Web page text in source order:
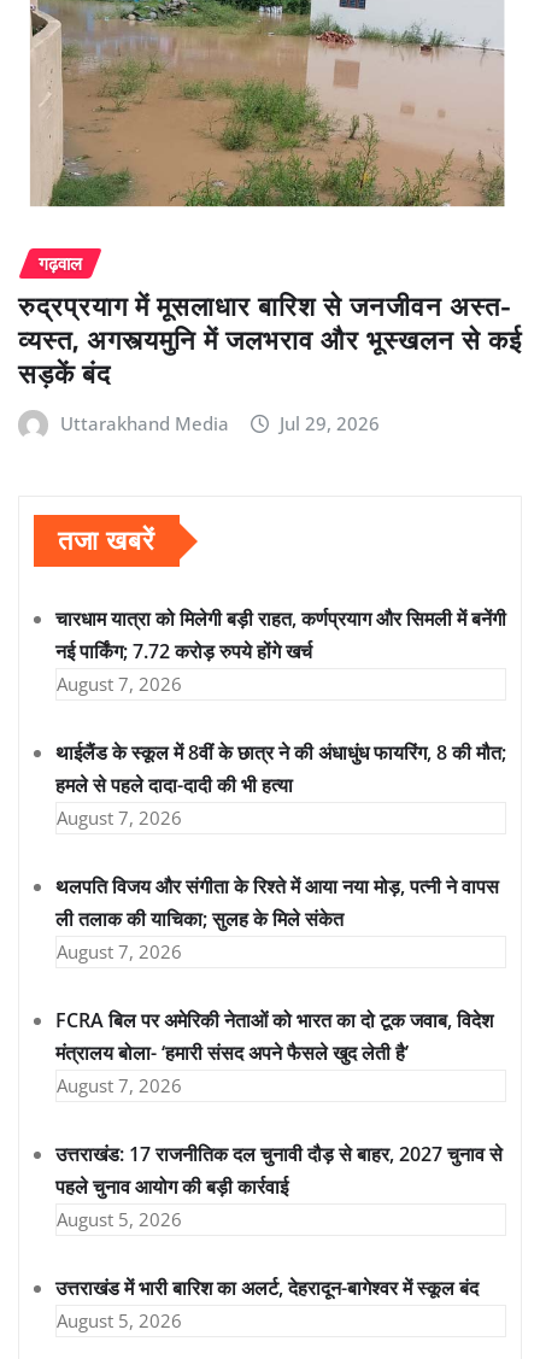
गढ़वाल
रुद्रप्रयाग में मूसलाधार बारिश से जनजीवन अस्त-
व्यस्त, अगस्त्यमुनि में जलभराव और भूस्खलन से कई
सड़कें बंद
Uttarakhand Media Jul 29, 2026
तजा खबरें
चारधाम यात्रा को मिलेगी बड़ी राहत, कर्णप्रयाग और सिमली में बनेंगी
नई पार्किंग; 7.72 करोड़ रुपये होंगे खर्च
August 7, 2026
थाईलैंड के स्कूल में 8वीं के छात्र ने की अंधाधुंध फायरिंग, 8 की मौत;
हमले से पहले दादा-दादी की भी हत्या
August 7, 2026
थलपति विजय और संगीता के रिश्ते में आया नया मोड़, पत्नी ने वापस
ली तलाक की याचिका; सुलह के मिले संकेत
August 7, 2026
FCRA बिल पर अमेरिकी नेताओं को भारत का दो टूक जवाब, विदेश
मंत्रालय बोला- ‘हमारी संसद अपने फैसले खुद लेती है’
August 7, 2026
उत्तराखंड: 17 राजनीतिक दल चुनावी दौड़ से बाहर, 2027 चुनाव से
पहले चुनाव आयोग की बड़ी कार्रवाई
August 5, 2026
उत्तराखंड में भारी बारिश का अलर्ट, देहरादून-बागेश्वर में स्कूल बंद
August 5, 2026